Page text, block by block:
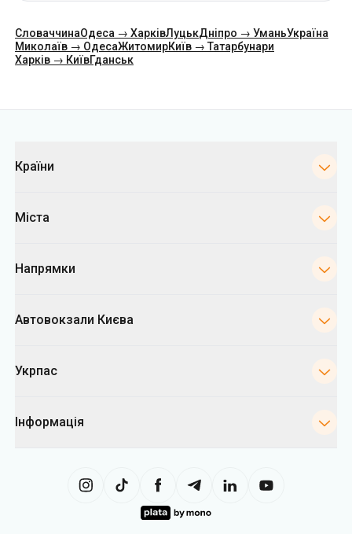
СловаччинаОдеса → ХарківЛуцькДніпро → УманьУкраїна
Миколаїв → ОдесаЖитомирКиїв → Татарбунари
Харків → КиївГданськ
Країни
Міста
Напрямки
Автовокзали Києва
Укрпас
Інформація